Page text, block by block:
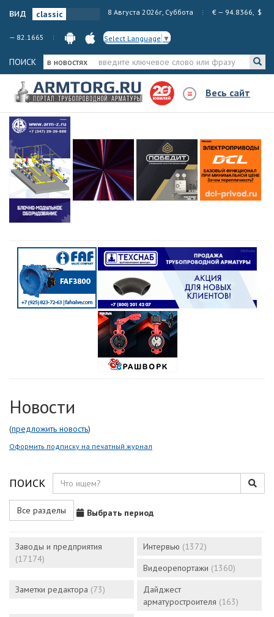
вид 8 Августа 2026г, Суббота € — 94.8366, $
— 82.1665 Select Language ▼
ПОИСК в новостях
Весь сайт
Новости
(предложить новость)
Оформить подписку на печатный журнал
ПОИСК
Все разделы Выбрать период
Заводы и предприятия
(17174)
Интервью (1372)
Видеорепортажи (1360)
Заметки редактора (73)
Дайджест
арматуростроителя (163)